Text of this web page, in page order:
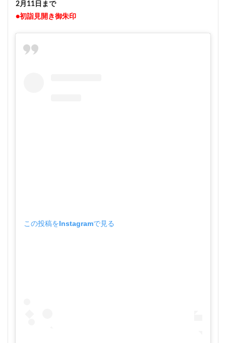
2月11日まで
●初詣見開き御朱印
この投稿をInstagramで見る